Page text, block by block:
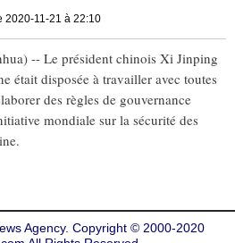
2020-11-21 à 22:10
-- Le président chinois Xi Jinping
était disposée à travailler avec toutes
des règles de gouvernance
mondiale sur la sécurité des
Agency. Copyright © 2000-2020